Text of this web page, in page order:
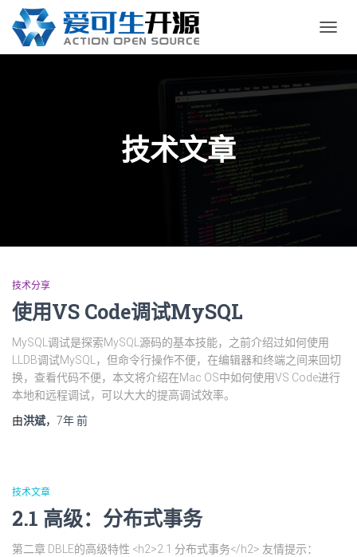
换
航
技术文章
技术分享
使用VS Code调试MySQL
MySQL调试是探索MySQL源码的基本技能，之前介绍过如何使用
LLDB调试MySQL，但命令行操作不便，在编辑器和终端之间来回切
换，查看代码不便，本文将介绍在Mac OS中如何使用VS Code进行
本地和远程调试，可以大大的提高调试效率。
由洪斌， 7年前
技术文章
2.1 高级：分布式事务
第二章 DBLE的高级特性 <h2>2.1 分布式事务</h2> 友情提示：